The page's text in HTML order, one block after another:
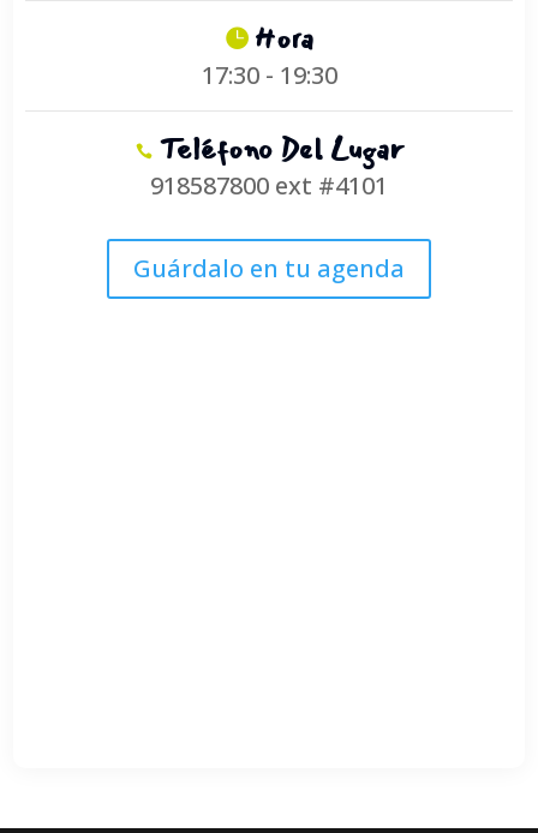
Hora
17:30 - 19:30
Teléfono Del Lugar
918587800 ext #4101
Guárdalo en tu agenda